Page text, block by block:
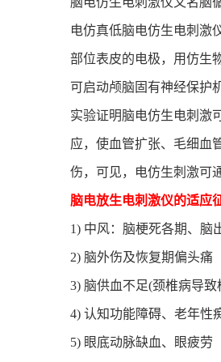
电仿真低脑电仿生电刺激
部位表皮的电极，用仿生
可启动颅脑固有神经保护
实验证明脑电仿生电刺激
应，使血管扩张、毛细血
伤，可见，电仿生刺激可
脑电放生电刺激仪的适应
1) 中风：脑梗死各期、脑
2) 脑外伤及恢复期偏头痛
3) 脑供血不足(颈椎病导
4) 认知功能障碍、老年性
5) 眼底动脉缺血、眼疲劳